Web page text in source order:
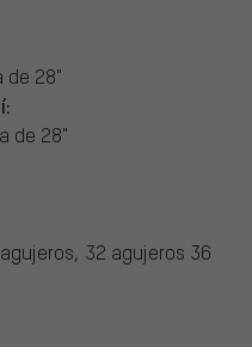
de 28"
de 28"
32 agujeros 36